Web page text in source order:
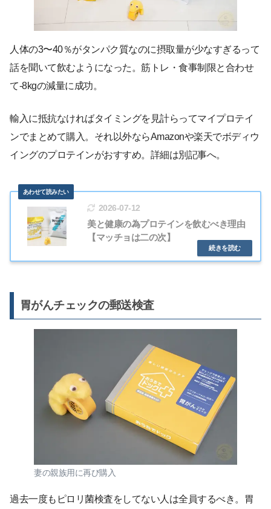
人体の3〜40％がタンパク質なのに摂取量が少なすぎるって
話を聞いて飲むようになった。筋トレ・食事制限と合わせ
て-8kgの減量に成功。
輸入に抵抗なければタイミングを見計らってマイプロテイ
ンでまとめて購入。それ以外ならAmazonや楽天でボディウ
イングのプロテインがおすすめ。詳細は別記事へ。
2026-07-12
美と健康の為プロテインを飲むべき理由
【マッチョは二の次】
胃がんチェックの郵送検査
妻の親族用に再び購入
過去一度もピロリ菌検査をしてない人は全員するべき。胃